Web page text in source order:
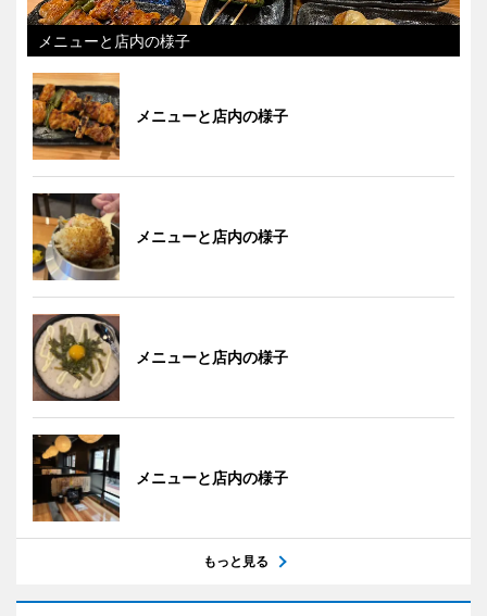
メニューと店内の様子
メニューと店内の様子
メニューと店内の様子
メニューと店内の様子
メニューと店内の様子
もっと見る